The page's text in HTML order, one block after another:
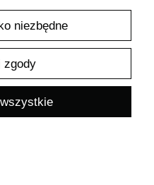
you forever "
Cena netto:24,39 zł
niezbędne
zgody